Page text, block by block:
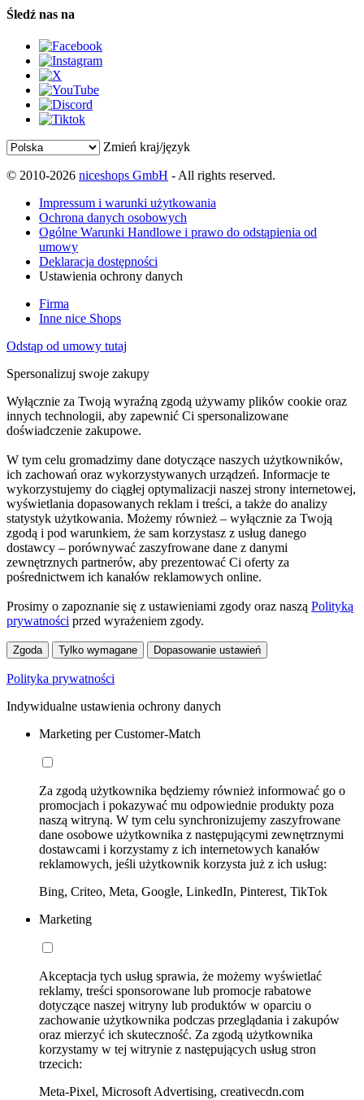
Śledź nas na
Zmień kraj/język
© 2010-2026 niceshops GmbH - All rights reserved.
Impressum i warunki użytkowania
Ochrona danych osobowych
Ogólne Warunki Handlowe i prawo do odstąpienia od
umowy
Deklaracja dostępności
Ustawienia ochrony danych
Firma
Inne nice Shops
Odstąp od umowy tutaj
Spersonalizuj swoje zakupy
Wyłącznie za Twoją wyraźną zgodą używamy plików cookie oraz
innych technologii, aby zapewnić Ci spersonalizowane
doświadczenie zakupowe.
W tym celu gromadzimy dane dotyczące naszych użytkowników,
ich zachowań oraz wykorzystywanych urządzeń. Informacje te
wykorzystujemy do ciągłej optymalizacji naszej strony internetowej,
wyświetlania dopasowanych reklam i treści, a także do analizy
statystyk użytkowania. Możemy również – wyłącznie za Twoją
zgodą i pod warunkiem, że sam korzystasz z usług danego
dostawcy – porównywać zaszyfrowane dane z danymi
zewnętrznych partnerów, aby prezentować Ci oferty za
pośrednictwem ich kanałów reklamowych online.
Prosimy o zapoznanie się z ustawieniami zgody oraz naszą Polityką
prywatności przed wyrażeniem zgody.
Zgoda Tylko wymagane Dopasowanie ustawień
Polityka prywatności
Indywidualne ustawienia ochrony danych
Marketing per Customer-Match
Za zgodą użytkownika będziemy również informować go o
promocjach i pokazywać mu odpowiednie produkty poza
naszą witryną. W tym celu synchronizujemy zaszyfrowane
dane osobowe użytkownika z następującymi zewnętrznymi
dostawcami i korzystamy z ich internetowych kanałów
reklamowych, jeśli użytkownik korzysta już z ich usług:
Bing, Criteo, Meta, Google, LinkedIn, Pinterest, TikTok
Marketing
Akceptacja tych usług sprawia, że możemy wyświetlać
reklamy, treści sponsorowane lub promocje rabatowe
dotyczące naszej witryny lub produktów w oparciu o
zachowanie użytkownika podczas przeglądania i zakupów
oraz mierzyć ich skuteczność. Za zgodą użytkownika
korzystamy w tej witrynie z następujących usług stron
trzecich:
Meta-Pixel, Microsoft Advertising, creativecdn.com